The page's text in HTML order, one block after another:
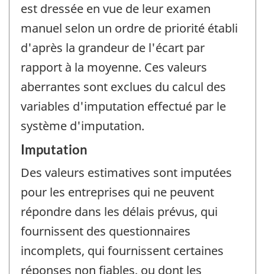
est dressée en vue de leur examen
manuel selon un ordre de priorité établi
d'après la grandeur de l'écart par
rapport à la moyenne. Ces valeurs
aberrantes sont exclues du calcul des
variables d'imputation effectué par le
système d'imputation.
Imputation
Des valeurs estimatives sont imputées
pour les entreprises qui ne peuvent
répondre dans les délais prévus, qui
fournissent des questionnaires
incomplets, qui fournissent certaines
réponses non fiables, ou dont les